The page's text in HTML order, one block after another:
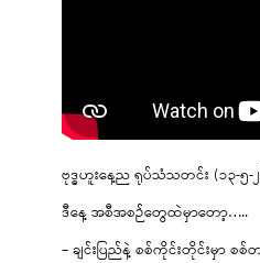
ဗုဒ္ဓဟူးနေ့ည ရုပ်သံသတင်း (၁၃-၅-
ဒီနေ့ အစီအစဉ်တွေထဲမှာတော့…..
– ချင်းပြည်နဲ့ စစ်ကိုင်းတိုင်းမှာ